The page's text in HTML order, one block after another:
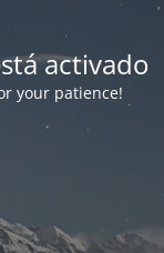
activado
your patience!